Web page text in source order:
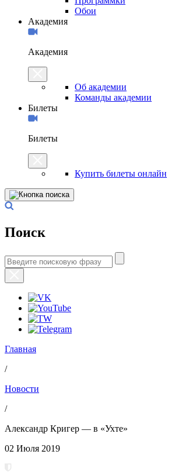
Обои
Академия
Академия
Об академии
Команды академии
Билеты
Билеты
Купить билеты онлайн
Поиск
Главная
/
Новости
/
Александр Кригер — в «Ухте»
02 Июля 2019